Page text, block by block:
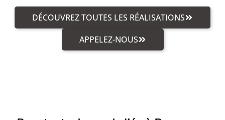
DÉCOUVREZ TOUTES LES RÉALISATIONS
APPELEZ-NOUS